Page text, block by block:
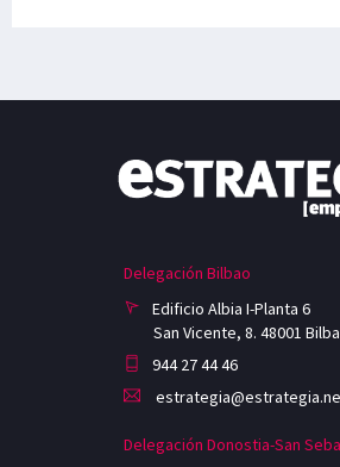
Delegación Bilbao
Edificio Albia I-Planta 6
San Vicente, 8. 48001
944 27 44 46
Delegación Donostia-San